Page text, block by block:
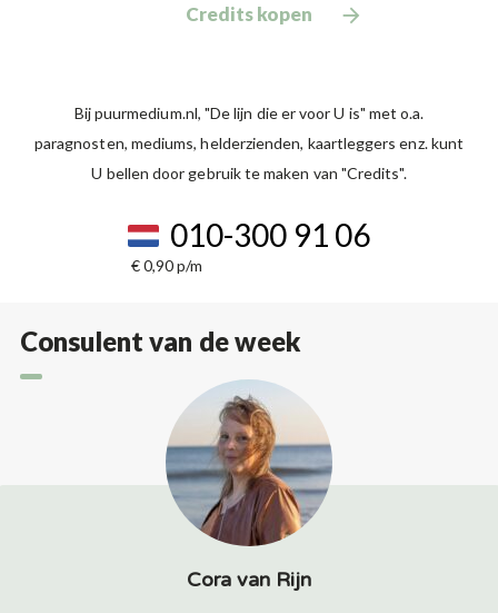
Credits kopen
Bij puurmedium.nl, "De lijn die er voor U is" met o.a.
paragnosten, mediums, helderzienden, kaartleggers enz. kunt
U bellen door gebruik te maken van "Credits".
010-300 91 06
€ 0,90 p/m
Consulent van de week
Cora van Rijn